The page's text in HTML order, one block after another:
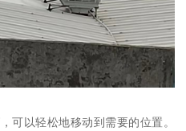
可以轻松地移动到需要的位置。